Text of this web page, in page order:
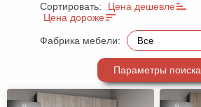
мебель
МебельСортировать:
Цена дешевле
Цена дороже
Фабрика мебели:
Параметры поиска